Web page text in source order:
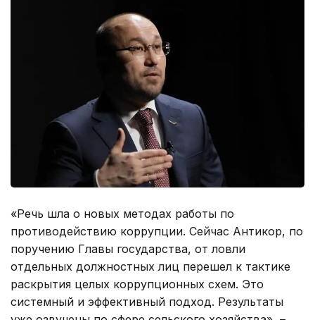
«Речь шла о новых методах работы по
противодействию коррупции. Сейчас Антикор, по
поручению Главы государства, от ловли
отдельных должностных лиц перешел к тактике
раскрытия целых коррупционных схем. Это
системный и эффективный подход. Результаты